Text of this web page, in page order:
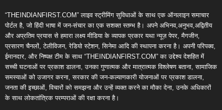
“THEINDIANFIRST.COM” लाइव स्ट्रीमिंग सुविधाओं के साथ एक ऑनलाइन समाचार
पोर्टल है, जो हिंदी भाषा में जन-संचार का एक सशक्त स्तम्भ है। अपने अभिनव,अनुभव,अद्वितीय
और अप्रतिम प्रयास से हमारा लक्ष्य मीडिया के व्यापक प्रकार यथा न्यूज़ पेपर, मैगजीन,
प्रसारण चैनलों, टेलीविजन, रेडियो स्टेशन, सिनेमा आदि की स्थापना करना है। अपनी परिपक्व,
ईमानदार, और निष्पक्ष टीम के साथ “THEINDIANFIRST.COM” का उद्देश्य देशहित में
सच्ची घटनाओं पर प्रकाश डालना, उनका गुणात्मक और मात्रात्मक विश्लेषण बताना, सामाजिक
समस्याओं को उजागर करना, सरकार की जन-कल्याणकारी योजनाओं पर प्रकाश डालना,
जनता की इच्छाओं, विचारों को समझना और उन्हें व्यक्त करने का मौका देना, उनके अधिकारों
के साथ लोकतांत्रिक परम्पराओं की रक्षा करना है।